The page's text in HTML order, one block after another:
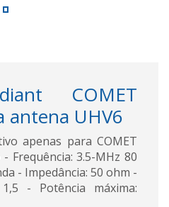
COMET
antena UHV6
apenas para COMET
Frequência: 3.5-MHz 80
- Impedância: 50 ohm -
- Potência máxima: